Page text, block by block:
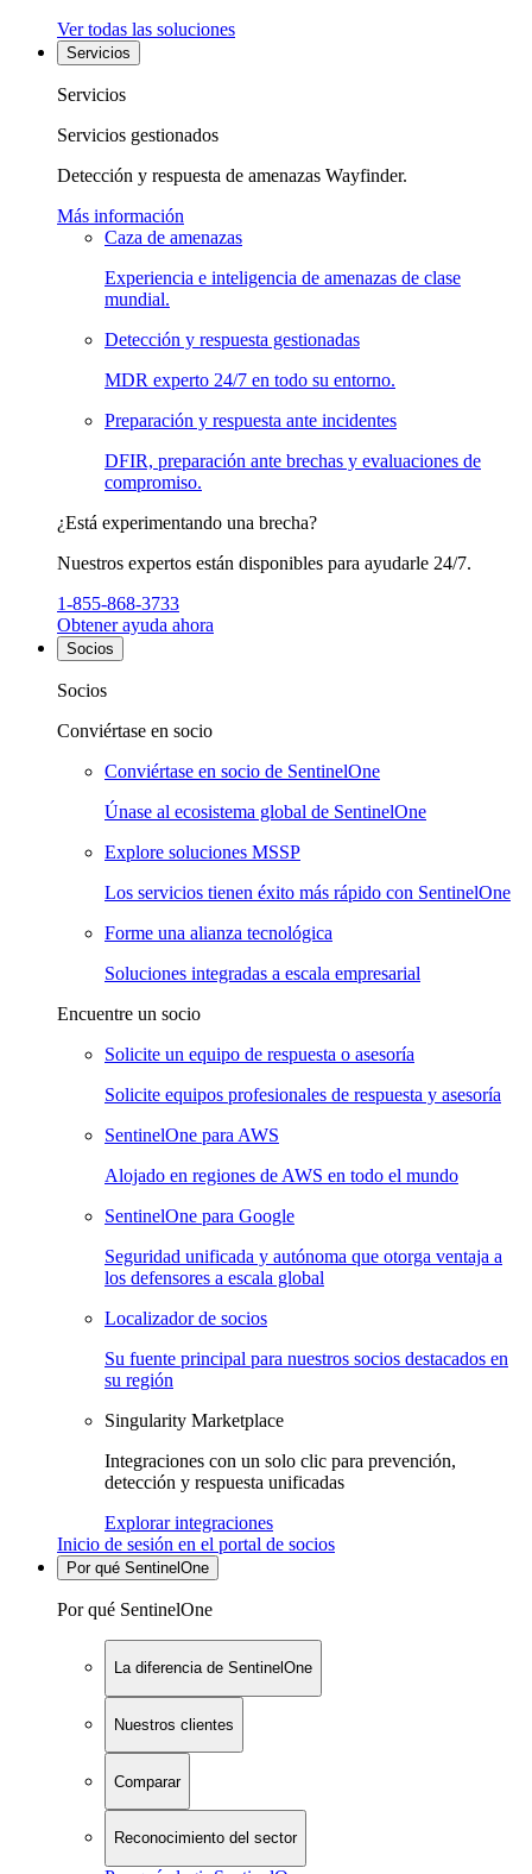
Ver todas las soluciones
Servicios
Servicios
Servicios gestionados
Detección y respuesta de amenazas Wayfinder.
Más información
Caza de amenazas
Experiencia e inteligencia de amenazas de clase
mundial.
Detección y respuesta gestionadas
MDR experto 24/7 en todo su entorno.
Preparación y respuesta ante incidentes
DFIR, preparación ante brechas y evaluaciones de
compromiso.
¿Está experimentando una brecha?
Nuestros expertos están disponibles para ayudarle 24/7.
1-855-868-3733
Obtener ayuda ahora
Socios
Socios
Conviértase en socio
Conviértase en socio de SentinelOne
Únase al ecosistema global de SentinelOne
Explore soluciones MSSP
Los servicios tienen éxito más rápido con SentinelOne
Forme una alianza tecnológica
Soluciones integradas a escala empresarial
Encuentre un socio
Solicite un equipo de respuesta o asesoría
Solicite equipos profesionales de respuesta y asesoría
SentinelOne para AWS
Alojado en regiones de AWS en todo el mundo
SentinelOne para Google
Seguridad unificada y autónoma que otorga ventaja a
los defensores a escala global
Localizador de socios
Su fuente principal para nuestros socios destacados en
su región
Singularity Marketplace
Integraciones con un solo clic para prevención,
detección y respuesta unificadas
Explorar integraciones
Inicio de sesión en el portal de socios
Por qué SentinelOne
Por qué SentinelOne
La diferencia de SentinelOne
Nuestros clientes
Comparar
Reconocimiento del sector